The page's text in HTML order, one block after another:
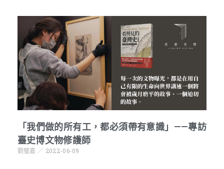
「我們做的所有工，都必須帶有意識」——專訪
臺史博文物修護師
劉璧嘉 2022-06-09